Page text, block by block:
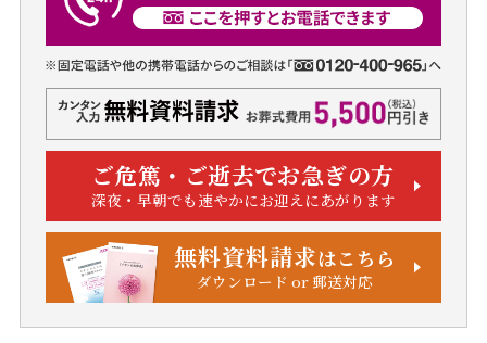
ご危篤・ご逝去でお急ぎの方
深夜・早朝でも速やかにお迎えにあがります
無料資料請求はこちら
ダウンロード or 郵送対応